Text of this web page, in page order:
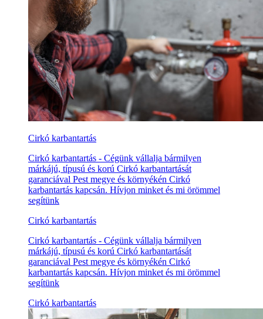
Cirkó karbantartás
Cirkó karbantartás - Cégünk vállalja bármilyen
márkájú, típusú és korú Cirkó karbantartását
garanciával Pest megye és környékén Cirkó
karbantartás kapcsán. Hívjon minket és mi örömmel
segítünk
Cirkó karbantartás
Cirkó karbantartás - Cégünk vállalja bármilyen
márkájú, típusú és korú Cirkó karbantartását
garanciával Pest megye és környékén Cirkó
karbantartás kapcsán. Hívjon minket és mi örömmel
segítünk
Cirkó karbantartás